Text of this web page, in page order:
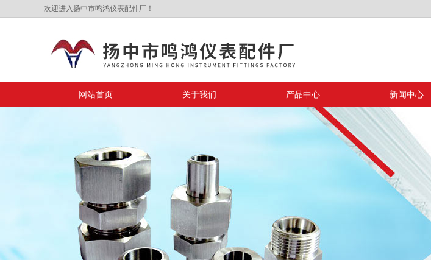
欢迎进入扬中市鸣鸿仪表配件厂！
网站首页 关于我们 产品中心 新闻中心